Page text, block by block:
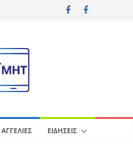
ΑΓΓΕΛΊΕΣ ΕΙΔΉΣΕΙΣ